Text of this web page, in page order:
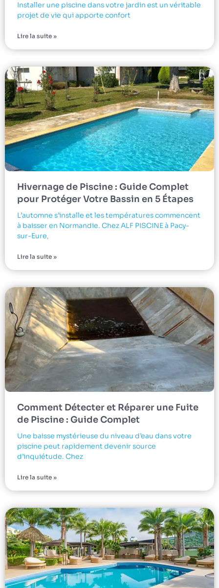
Installer une piscine dans votre jardin est un véritable
projet de vie qui apporte confort
Lire la suite »
Hivernage de Piscine : Guide Complet
pour Protéger Votre Bassin en 5 Étapes
L’automne s’installe et les températures commencent
à baisser en Normandie. Chez ALF PISCINE à Pacy-
sur-Eure,
Lire la suite »
Comment Détecter et Réparer une Fuite
de Piscine : Guide Complet
Une baisse mystérieuse du niveau d’eau dans votre
piscine peut rapidement devenir source
d’inquiétude. Chez
Lire la suite »